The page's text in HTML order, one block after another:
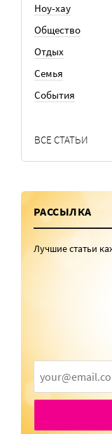
Ноу-хау
Общество
Отдых
Семья
События
ВСЕ СТАТЬИ
РАССЫЛКА
Лучшие статьи